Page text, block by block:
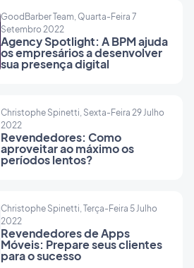
GoodBarber Team, Quarta-Feira 7
Setembro 2022
Agency Spotlight: A BPM ajuda
os empresários a desenvolver
sua presença digital
Christophe Spinetti, Sexta-Feira 29 Julho
2022
Revendedores: Como
aproveitar ao máximo os
períodos lentos?
Christophe Spinetti, Terça-Feira 5 Julho
2022
Revendedores de Apps
Móveis: Prepare seus clientes
para o sucesso